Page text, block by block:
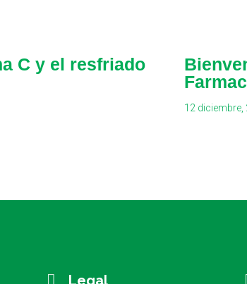
C y el resfriado
12 diciembre,
Legal